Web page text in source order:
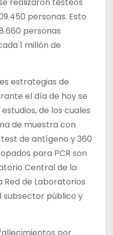
personas. Esto
personas
1 millón de
estrategias de
el día de hoy se
de los cuales
de muestra con
test de antígeno y 360
para PCR son
Central de la
Red de Laboratorios
subsector público y